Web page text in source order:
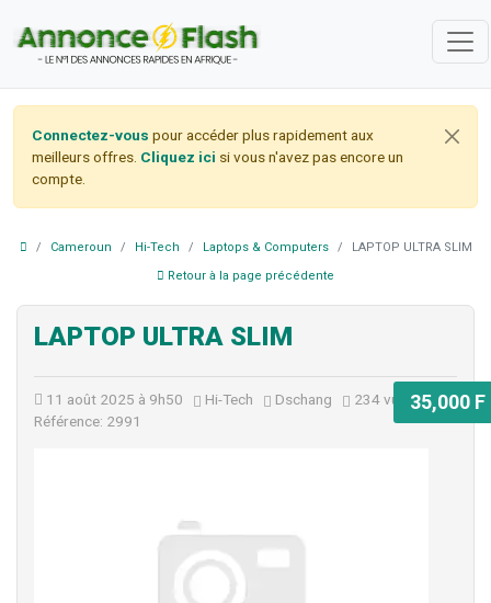
Connectez-vous pour accéder plus rapidement aux
meilleurs offres. Cliquez ici si vous n'avez pas encore un
compte.
Cameroun Hi-Tech Laptops & Computers
LAPTOP ULTRA SLIM
Retour à la page précédente
LAPTOP ULTRA SLIM
11 août 2025 à 9h50 Hi-Tech Dschang
234 vues
Référence: 2991
35,000 F